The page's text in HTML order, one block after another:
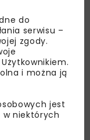
jest
białymi
(element
części ścian.
nowoczesne i
i poczekalnię
gabloty na
przyjazdów i
toalety. W
do
serwisu –
zgody.
i można ją
jest
w niektórych